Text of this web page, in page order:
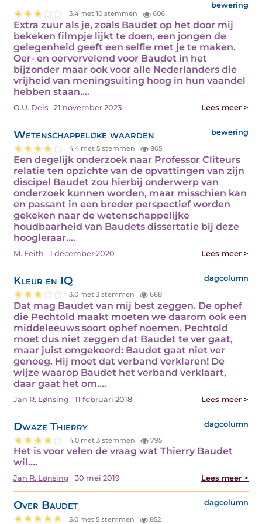
bewering
3.4 met 10 stemmen 606
Extra zuur als je, zoals Baudet op het door mij
bekeken filmpje lijkt te doen, een jongen de
gelegenheid geeft een selfie met je te maken.
Oer- en oervervelend voor Baudet in het
bijzonder maar ook voor alle Nederlanders die
vrijheid van meningsuiting hoog in hun vaandel
hebben staan.…
O.U. Deis 21 november 2023 Lees meer >
Wetenschappelijke waarden bewering
4.4 met 5 stemmen 805
Een degelijk onderzoek naar Professor Cliteurs
relatie ten opzichte van de opvattingen van zijn
discipel Baudet zou hierbij onderwerp van
onderzoek kunnen worden, maar misschien kan
en passant in een breder perspectief worden
gekeken naar de wetenschappelijke
houdbaarheid van Baudets dissertatie bij deze
hoogleraar.…
M. Feith 1 december 2020 Lees meer >
Kleur en IQ dagcolumn
3.0 met 3 stemmen 668
Dat mag Baudet van mij best zeggen. De ophef
die Pechtold maakt moeten we daarom ook een
middeleeuws soort ophef noemen. Pechtold
moet dus niet zeggen dat Baudet te ver gaat,
maar juist omgekeerd: Baudet gaat niet ver
genoeg. Hij moet dat verband verklaren! De
wijze waarop Baudet het verband verklaart,
daar gaat het om.…
Jan R. Lønsing 11 februari 2018 Lees meer >
Dwaze Thierry dagcolumn
4.0 met 3 stemmen 795
Het is voor velen de vraag wat Thierry Baudet
wil.…
Jan R. Lønsing 30 mei 2019 Lees meer >
Over Baudet dagcolumn
5.0 met 5 stemmen 852